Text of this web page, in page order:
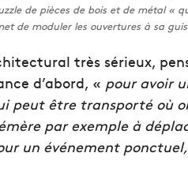
de pièces de bois et de métal «
de moduler les ouvertures à sa
très sérieux,
d’abord, « pour avoir
peut être transporté où
par exemple à
un événement